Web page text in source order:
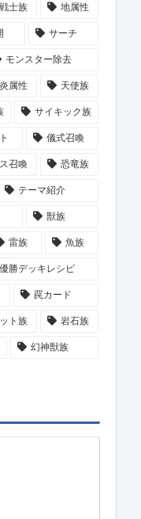
戦士族 地属性
サーチ
モンスター除去
炎属性 天使族
サイキック族
儀式召喚
召喚 恐竜族
テーマ紹介
獣族
雷族 魚族
優勝デッキレシピ
罠カード
ト族 岩石族
幻神獣族